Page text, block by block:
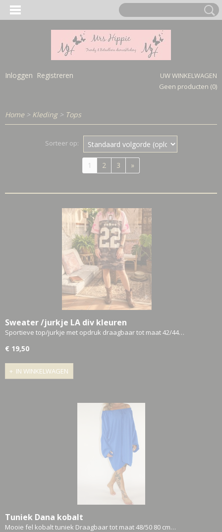
Inloggen Registreren
UW WINKELWAGEN
Geen producten (0)
Home > Kleding> Tops
Sorteer op:
1 2 3 »
Sweater /jurkje LA div kleuren
Sportieve top/jurkje met opdruk draagbaar tot maat 42/44…
€ 19,50
IN WINKELWAGEN
Tuniek Dana kobalt
Mooie fel kobalt tuniek Draagbaar tot maat 48/50 80 cm…